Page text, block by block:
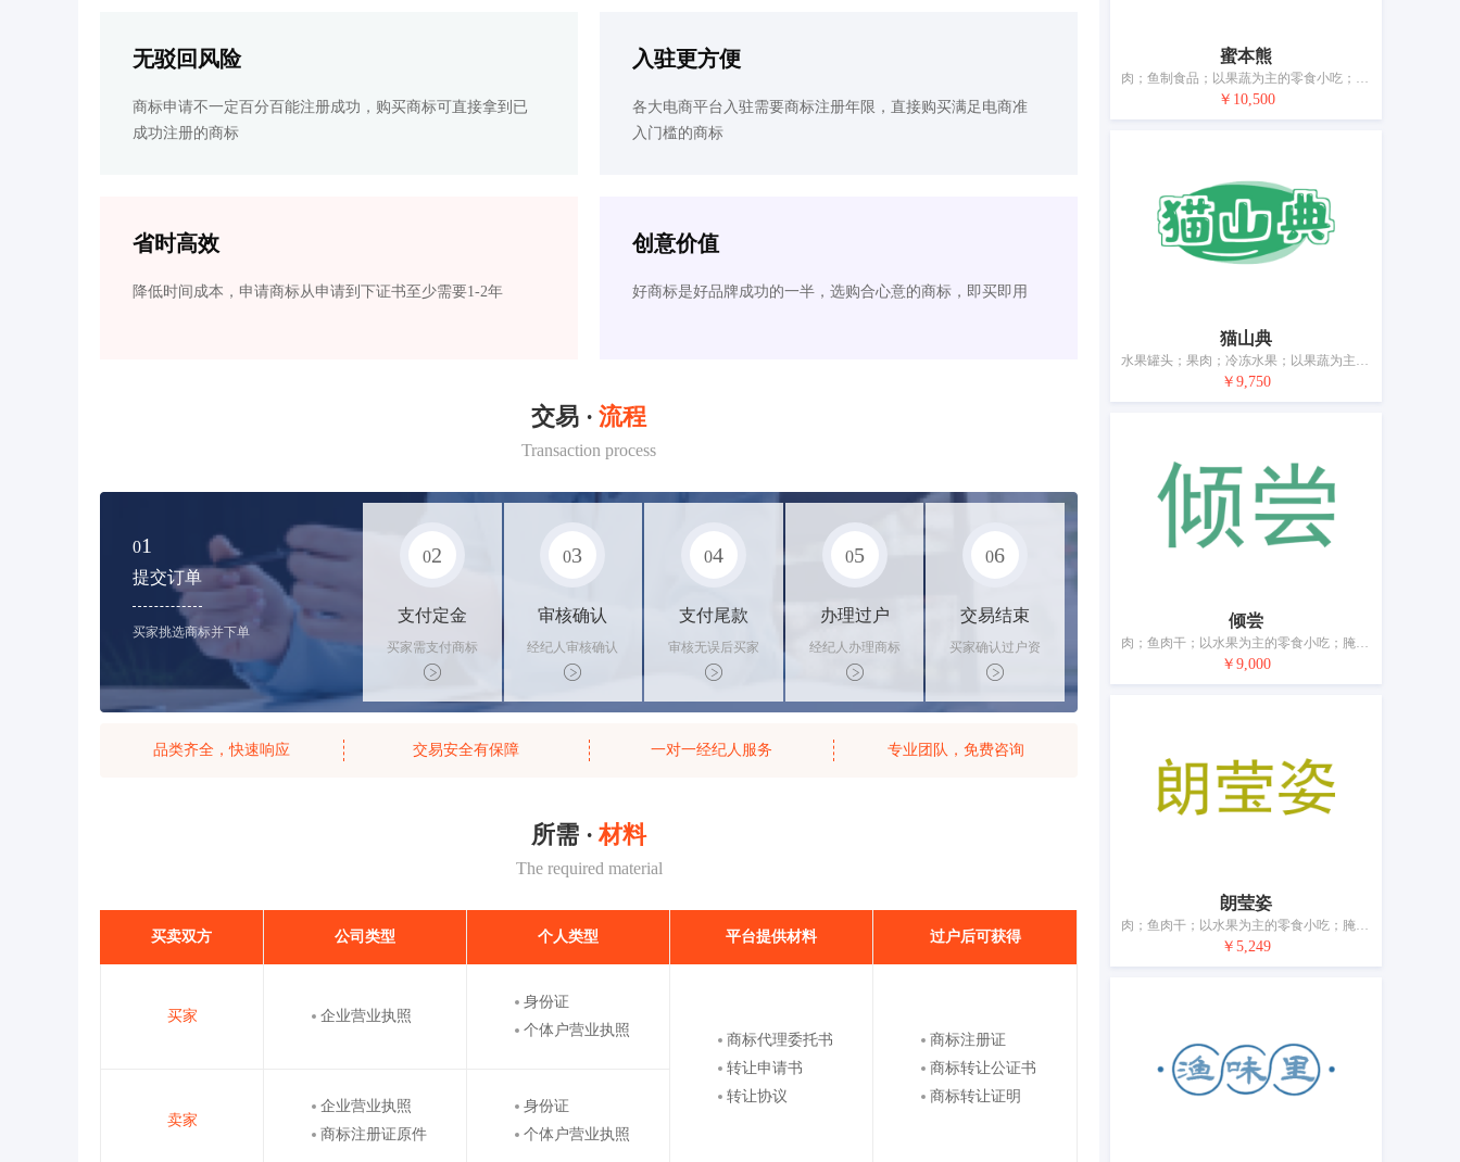
无驳回风险
商标申请不一定百分百能注册成功，购买商标可直接拿到已
成功注册的商标
入驻更方便
各大电商平台入驻需要商标注册年限，直接购买满足电商准
入门槛的商标
省时高效
降低时间成本，申请商标从申请到下证书至少需要1-2年
创意价值
好商标是好品牌成功的一半，选购合心意的商标，即买即用
交易 · 流程
Transaction process
01
提交订单
买家挑选商标并下单
02
支付定金
买家需支付商标
标价的10%的购
买订金
03
审核确认
经纪人审核确认
商标状态
04
支付尾款
审核无误后买家
支付尾款，卖家
办理相关手续
05
办理过户
经纪人办理商标
转让手续，交付
相关证书
06
交易结束
买家确认过户资
料后，平台解冻
资金支付卖家
品类齐全，快速响应 交易安全有保障 一对一经纪人服务 专业团队，免费咨询
所需 · 材料
The required material
买卖双方 公司类型 个人类型 平台提供材料 过户后可获得
买家 企业营业执照
身份证
个体户营业执照
商标代理委托书
转让申请书
转让协议
商标注册证
商标转让公证书
商标转让证明
卖家
企业营业执照
商标注册证原件
身份证
个体户营业执照
蜜本熊
肉；鱼制食品；以果蔬为主的零食小吃；水果蜜饯；腌制蔬菜；蛋；酸奶；食用油；食用果冻；加工过的坚果
￥10,500
猫山典
水果罐头；果肉；冷冻水果；以果蔬为主的零食小吃；榴莲干；腌制蔬菜；速冻方便菜肴；奶制品；加工过的坚果；豆腐制品
￥9,750
倾尝
肉；鱼肉干；以水果为主的零食小吃；腌制蔬菜；蛋；食用油脂；加工过的坚果；干食用菌；豆腐制品
￥9,000
朗莹姿
肉；鱼肉干；以水果为主的零食小吃；腌制蔬菜；蛋；奶饮料（以奶为主）；食用油脂；加工过的坚果；干食用菌；豆腐制品
￥5,249